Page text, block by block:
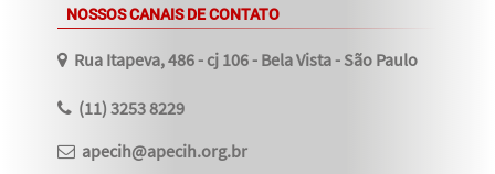
NOSSOS CANAIS DE CONTATO
Rua Itapeva, 486 - cj 106 - Bela Vista - São Paulo
(11) 3253 8229
apecih@apecih.org.br